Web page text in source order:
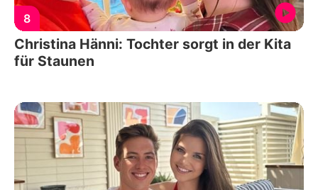
8
Christina Hänni: Tochter sorgt in der Kita
für Staunen